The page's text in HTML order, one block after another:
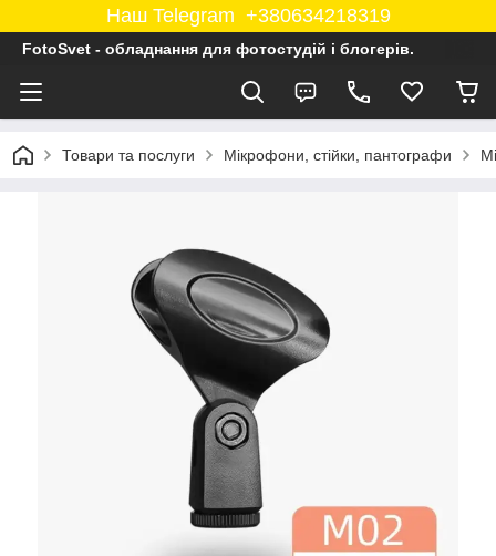
Наш Telegram +380634218319
FotoSvet - обладнання для фотостудій і блогерів.
Товари та послуги Мікрофони, стійки, пантографи